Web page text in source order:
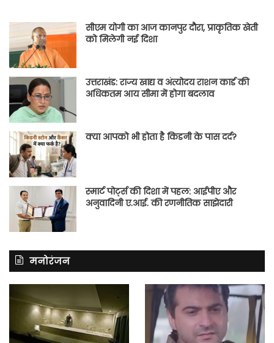
सीएम योगी का आज कानपुर दौरा, प्राकृतिक खेती
को मिलेगी नई दिशा
उत्तराखंड: राज्य खाद्य व अंत्योदय राशन कार्ड की
अधिकतम आय सीमा में होगा बदलाव
क्या आपको भी होता है किडनी के पास दर्द?
स्मार्ट पोर्ट्स की दिशा में पहल: आईपीए और
अनुवादिनी ए.आई. की रणनीतिक साझेदारी
मनोरंजन